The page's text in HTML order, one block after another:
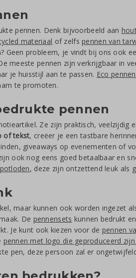
pennen. Denk bijvoorbeeld aan
materiaal of zelfspennen van
Geen probleem, je vindt bij ons ook
meeste pennen zijn verkrijgbaar in
je huisstijl aan te passen. Eco
te promoten.
pennen
Ze zijn praktisch, veelzijdig
of tekst, creëer je een tastbare
giveaways op evenementen of
ook nog eens goed betaalbaar en
, deze zijn ontzettend leuk als
maar kunnen ook worden ingezet
De pennensets kunnen bedrukt
Je kunt ook kiezen voor de pennen
pennen met logo die geproduceerd
pen, deze persoon zal er